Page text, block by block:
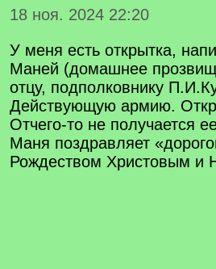
18 ноя. 2024 22:20
У меня есть открытка,
Маней (домашнее
отцу, подполковнику
Действующую армию.
Отчего-то не получается
Маня поздравляет
Рождеством Христовым и